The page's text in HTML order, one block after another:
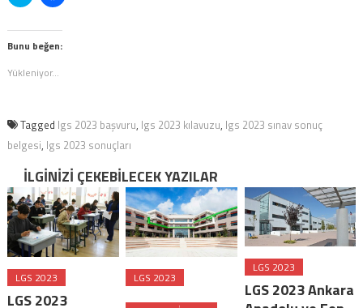
tıklayın
(Yeni
pencerede
(Yeni
pencerede
Bunu beğen:
Yükleniyor...
Tagged lgs 2023 başvuru, lgs 2023 kılavuzu, lgs 2023 sınav sonuç
belgesi, lgs 2023 sonuçları
İLGINIZI ÇEKEBILECEK YAZILAR
LGS 2023
LGS 2023
LGS 2023
LGS 2023
LGS 2023 Ankara